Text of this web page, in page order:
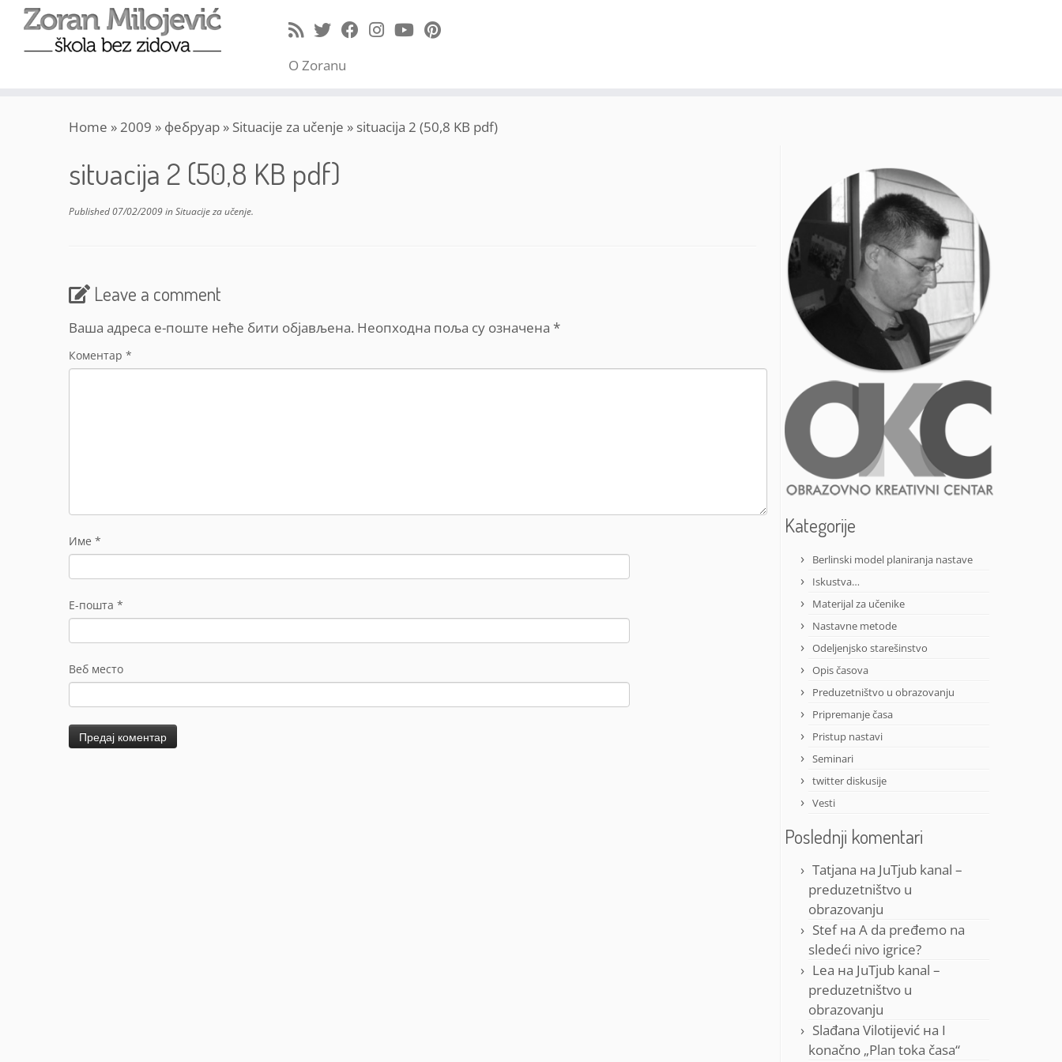
O Zoranu
Home »2009 » фебруар » Situacije za učenje » situacija 2 (50,8 KB pdf)
situacija 2 (50,8 KB pdf)
Published07/02/2009inSituacije za učenje.
Leave a comment
Ваша адреса е-поште неће бити објављена. Неопходна поља су означена *
Коментар *
Име *
Е-пошта *
Веб место
Kategorije
Berlinski model planiranja nastave
Iskustva…
Materijal za učenike
Nastavne metode
Odeljenjsko starešinstvo
Opis časova
Preduzetništvo u obrazovanju
Pripremanje časa
Pristup nastavi
Seminari
twitter diskusije
Vesti
Poslednji komentari
Tatjana на JuTjub kanal –
preduzetništvo u
obrazovanju
Stefна A da pređemo na
sledeći nivo igrice?
Lea на JuTjub kanal –
preduzetništvo u
obrazovanju
Slađana Vilotijević на I
konačno „Plan toka časa“